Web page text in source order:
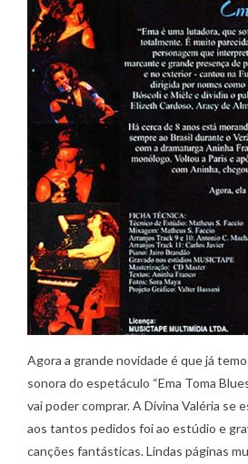
Agora a grande novidade é que já
sonora do espetáculo “Ema Toma
vai poder comprar. A Divina Valéria se
aos tantos pedidos foi ao estúdio e
canções fantásticas. Lindas páginas